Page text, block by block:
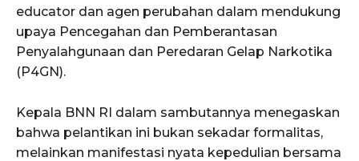
educator dan agen perubahan dalam mendukung
upaya Pencegahan dan Pemberantasan
Penyalahgunaan dan Peredaran Gelap Narkotika
(P4GN).
Kepala BNN RI dalam sambutannya menegaskan
bahwa pelantikan ini bukan sekadar formalitas,
melainkan manifestasi nyata kepedulian bersama